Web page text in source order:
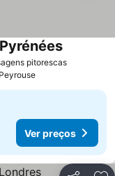
pitorescas
Ver preços